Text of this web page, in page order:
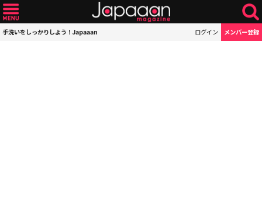
手洗いをしっかりしよう！Japaaan ログイン メンバー登録